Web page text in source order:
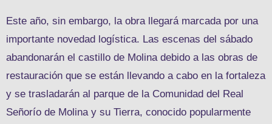
Este año, sin embargo, la obra llegará marcada por una
importante novedad logística. Las escenas del sábado
abandonarán el castillo de Molina debido a las obras de
restauración que se están llevando a cabo en la fortaleza
y se trasladarán al parque de la Comunidad del Real
Señorío de Molina y su Tierra, conocido popularmente